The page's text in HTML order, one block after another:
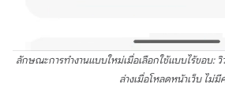
ลักษณะการทำงานแบบใหม่เมื่อเลือกใช้แบบไร้ขอบ:
ล่างเมื่อโหลดหน้าเว็บ ไม่มี